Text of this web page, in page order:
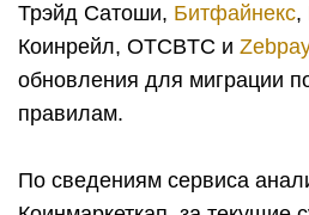
Трэйд Сатоши, Битфайнекс,
Коинрейл, OTCBTC и
обновления для миграции
правилам.
По сведениям сервиса